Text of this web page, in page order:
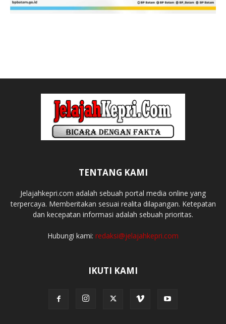
TENTANG KAMI
Jelajahkepri.com adalah sebuah portal media online yang
terpercaya. Memberitakan sesuai realita dilapangan. Ketepatan
dan kecepatan informasi adalah sebuah prioritas.
Hubungi kami: redaksi@jelajahkepri.com
IKUTI KAMI